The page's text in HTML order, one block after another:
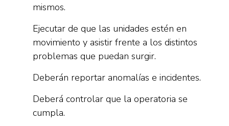
mismos.
Ejecutar de que las unidades estén en
movimiento y asistir frente a los distintos
problemas que puedan surgir.
Deberán reportar anomalías e incidentes.
Deberá controlar que la operatoria se
cumpla.